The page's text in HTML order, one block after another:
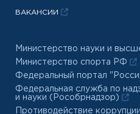
ВАКАНСИИ
Министерство науки и
Министерство спорта РФ
Федеральный портал
Федеральная служба по
и науки (Рособрнадзор)
Противодействие коррупции